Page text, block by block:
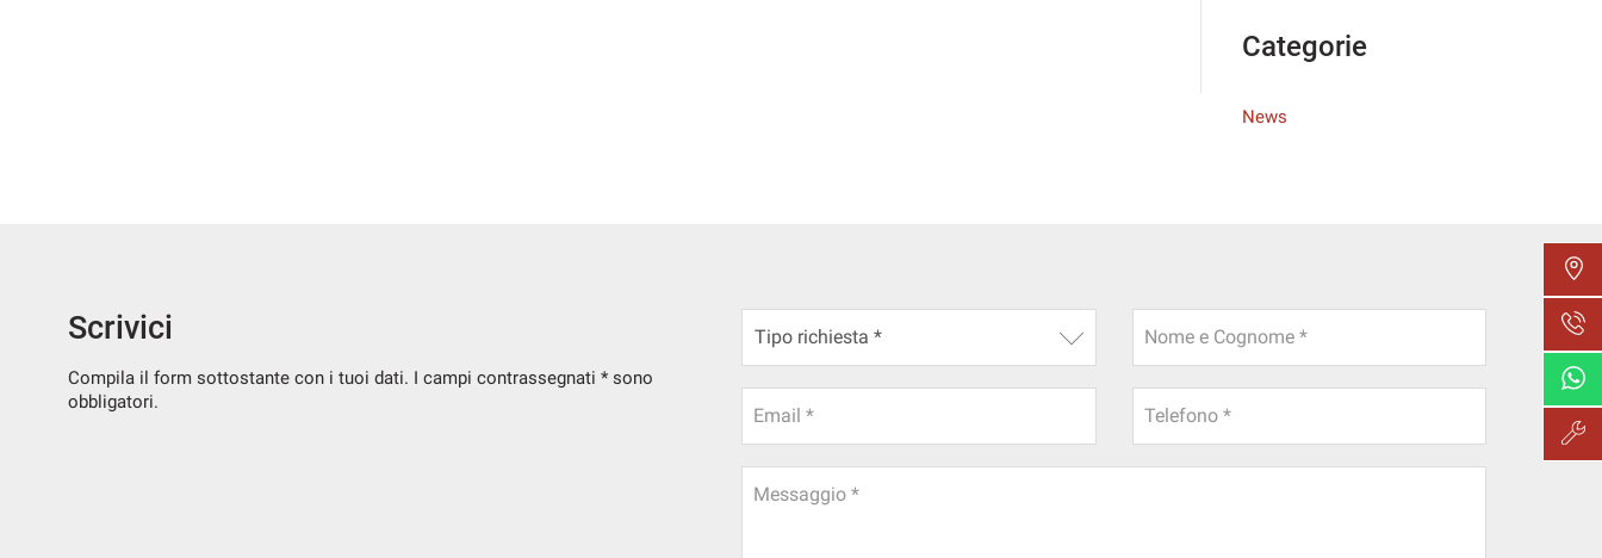
Categorie
News
Scrivici
Compila il form sottostante con i tuoi dati. I campi contrassegnati * sono
obbligatori.
Nome e Cognome *
Email * Telefono *
Messaggio *